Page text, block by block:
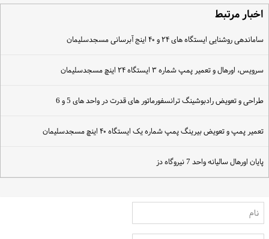
اخبار مرتبط
ساماندهی روشنایی ایستگاه های ۲۴ و ۴۰ اینج آبرسانی مسجدسلیمان
سرویس، اورهال و تعمیر پمپ شماره ۳ ایستگاه ۲۴ اینچ مسجدسلیمان
طراحی و تعویض رادبوشینگ ترانسفورماتور های قدرت در واحد های 5 و 6
تعمیر پمپ و تعویض بیرینگ پمپ شماره یک ایستگاه ۴۰ اینچ مسجدسلیمان
پایان اورهال سالیانه واحد 7 نیروگاه دز